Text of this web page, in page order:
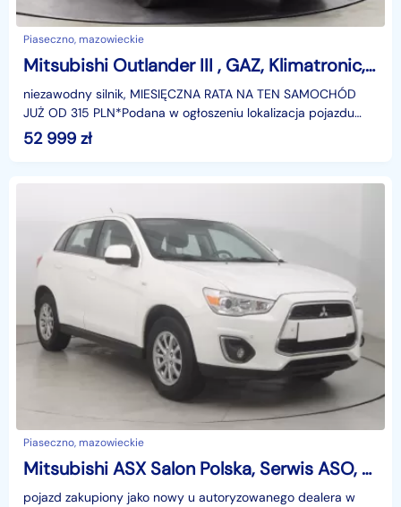
Piaseczno, mazowieckie
Mitsubishi Outlander III , GAZ, Klimatronic, Tempomat, Podgrzewane siedzienia
niezawodny silnik, MIESIĘCZNA RATA NA TEN SAMOCHÓD
JUŻ OD 315 PLN*Podana w ogłoszeniu lokalizacja pojazdu
jest aktualna na dzień wystawienia ogłoszenia. Przed
52 999 zł
Piaseczno, mazowieckie
Mitsubishi ASX Salon Polska, Serwis ASO, Klimatronic, Tempomat, Parktronic,
pojazd zakupiony jako nowy u autoryzowanego dealera w